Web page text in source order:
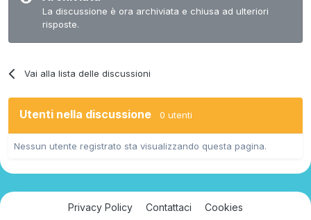
La discussione è ora archiviata e chiusa ad ulteriori
risposte.
Vai alla lista delle discussioni
Utenti nella discussione 0 utenti
Nessun utente registrato sta visualizzando questa pagina.
Privacy Policy Contattaci Cookies